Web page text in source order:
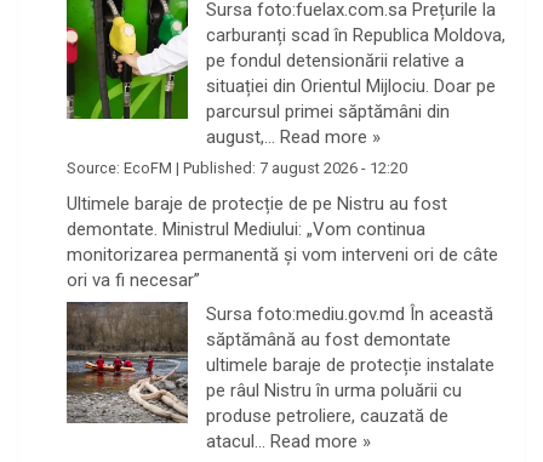
Sursa foto:fuelax.com.sa Prețurile la
carburanți scad în Republica Moldova,
pe fondul detensionării relative a
situației din Orientul Mijlociu. Doar pe
parcursul primei săptămâni din
august,… Read more »
Source: EcoFM | Published: 7 august 2026 - 12:20
Ultimele baraje de protecție de pe Nistru au fost
demontate. Ministrul Mediului: „Vom continua
monitorizarea permanentă și vom interveni ori de câte
ori va fi necesar”
Sursa foto:mediu.gov.md În această
săptămână au fost demontate
ultimele baraje de protecție instalate
pe râul Nistru în urma poluării cu
produse petroliere, cauzată de
atacul… Read more »